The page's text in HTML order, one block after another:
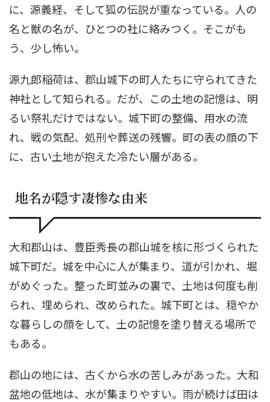
に、源義経、そして狐の伝説が重なっている。人の
名と獣の名が、ひとつの社に絡みつく。そこがも
う、少し怖い。
源九郎稲荷は、郡山城下の町人たちに守られてきた
神社として知られる。だが、この土地の記憶は、明
るい祭礼だけではない。城下町の整備、用水の流
れ、戦の気配、処刑や葬送の残響。町の表の顔の下
に、古い土地が抱えた冷たい層がある。
地名が隠す凄惨な由来
大和郡山は、豊臣秀長の郡山城を核に形づくられた
城下町だ。城を中心に人が集まり、道が引かれ、堀
がめぐった。整った町並みの裏で、土地は何度も削
られ、埋められ、改められた。城下町とは、穏やか
な暮らしの顔をして、土の記憶を塗り替える場所で
もある。
郡山の地には、古くから水の苦しみがあった。大和
盆地の低地は、水が集まりやすい。雨が続けば田は